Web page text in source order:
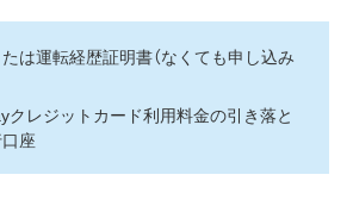
は運転経歴証明書（なくても申し込み
クレジットカード利用料金の引き落と
座